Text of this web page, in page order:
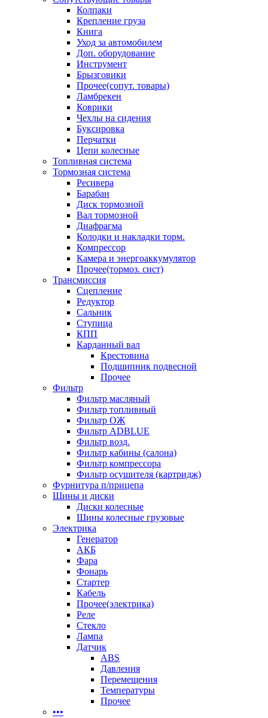
Колпаки
Крепление груза
Книга
Уход за автомобилем
Доп. оборудование
Инструмент
Брызговики
Прочее(сопут. товары)
Ламбрекен
Коврики
Чехлы на сидения
Буксировка
Перчатки
Цепи колесные
Топливная система
Тормозная система
Ресивера
Барабан
Диск тормозной
Вал тормозной
Диафрагма
Колодки и накладки торм.
Компрессор
Камера и энергоаккумулятор
Прочее(тормоз. сист)
Трансмиссия
Сцепление
Редуктор
Сальник
Ступица
КПП
Карданный вал
Крестовина
Подшипник подвесной
Прочее
Фильтр
Фильтр масляный
Фильтр топливный
Фильтр ОЖ
Фильтр ADBLUE
Фильтр возд.
Фильтр кабины (салона)
Фильтр компрессора
Фильтр осушителя (картридж)
Фурнитура п/прицепа
Шины и диски
Диски колесные
Шины колесные грузовые
Электрика
Генератор
АКБ
Фара
Фонарь
Стартер
Кабель
Прочее(электрика)
Реле
Стекло
Лампа
Датчик
ABS
Давления
Перемещения
Температуры
Прочее
•••